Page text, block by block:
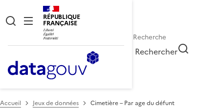
RÉPUBLIQUE
FRANÇAISE
Rechercher
Accueil Jeux de données Cimetière – Par age du défunt